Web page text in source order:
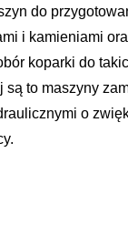
do
i kamieniami
koparki do
to maszyny
o